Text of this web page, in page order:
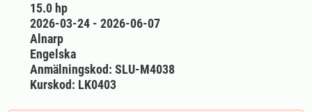
15.0 hp
2026-03-24 - 2026-06-07
Alnarp
Engelska
Anmälningskod: SLU-M4038
Kurskod: LK0403